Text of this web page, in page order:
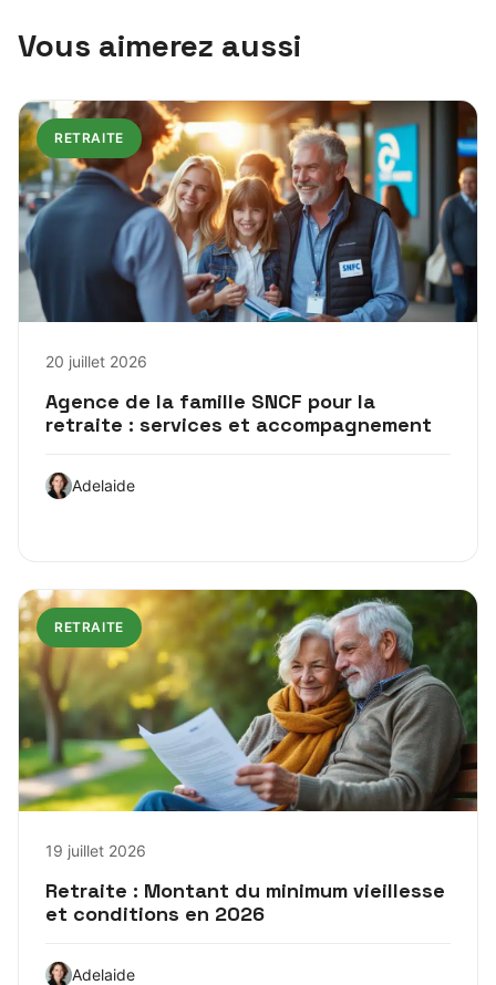
Vous aimerez aussi
RETRAITE
20 juillet 2026
Agence de la famille SNCF pour la
retraite : services et accompagnement
Adelaide
RETRAITE
19 juillet 2026
Retraite : Montant du minimum vieillesse
et conditions en 2026
Adelaide